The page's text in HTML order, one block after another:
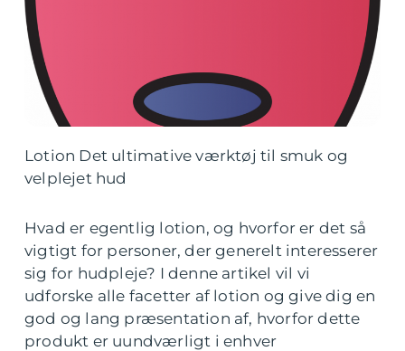
Lotion Det ultimative værktøj til smuk og
velplejet hud
Hvad er egentlig lotion, og hvorfor er det så
vigtigt for personer, der generelt interesserer
sig for hudpleje? I denne artikel vil vi
udforske alle facetter af lotion og give dig en
god og lang præsentation af, hvorfor dette
produkt er uundværligt i enhver